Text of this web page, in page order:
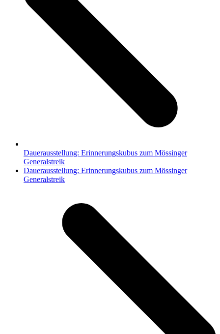
Dauerausstellung: Erinnerungskubus zum Mössinger
Generalstreik
Nächster
Beitrag:
Dauerausstellung: Erinnerungskubus zum Mössinger
Generalstreik